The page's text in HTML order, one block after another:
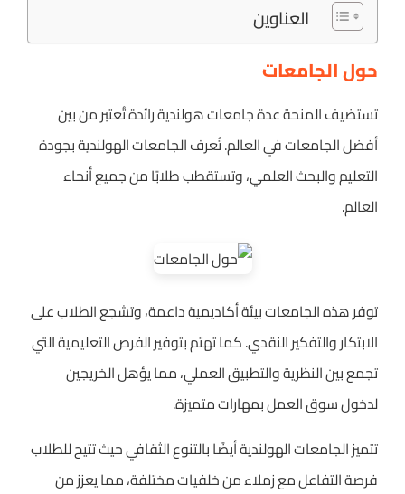
العناوين
حول الجامعات
تستضيف المنحة عدة جامعات هولندية رائدة تُعتبر من بين
أفضل الجامعات في العالم. تُعرف الجامعات الهولندية بجودة
التعليم والبحث العلمي، وتستقطب طلابًا من جميع أنحاء
العالم.
توفر هذه الجامعات بيئة أكاديمية داعمة، وتشجع الطلاب على
الابتكار والتفكير النقدي. كما تهتم بتوفير الفرص التعليمية التي
تجمع بين النظرية والتطبيق العملي، مما يؤهل الخريجين
لدخول سوق العمل بمهارات متميزة.
تتميز الجامعات الهولندية أيضًا بالتنوع الثقافي حيث تتيح للطلاب
فرصة التفاعل مع زملاء من خلفيات مختلفة، مما يعزز من